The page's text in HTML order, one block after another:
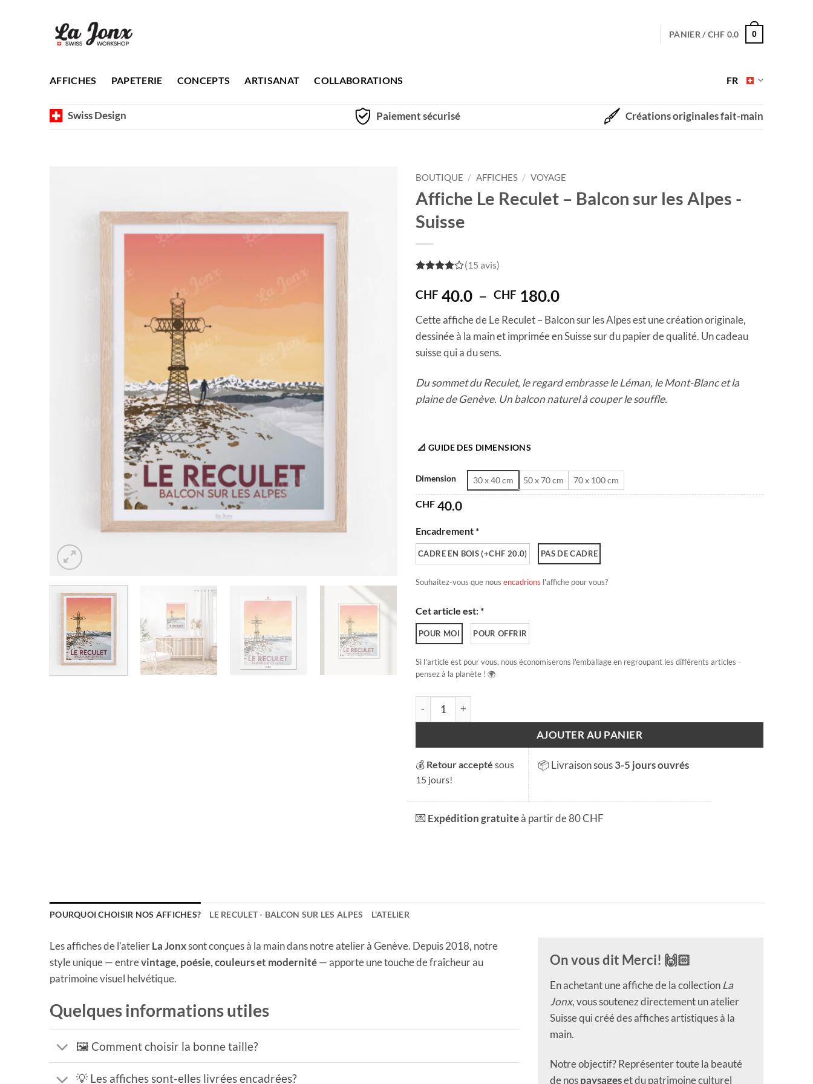
PANIER /CHF 0.0 0
AFFICHES PAPETERIE CONCEPTS ARTISANAT COLLABORATIONS FR
Swiss Design Paiement sécurisé Créations originales fait-main
BOUTIQUE / AFFICHES / VOYAGE
Affiche Le Reculet – Balcon sur les Alpes -
Suisse
5
(15 avis)
CHF 40.0 – CHF 180.0Plage
prix :
CHF 40.0
Cette affiche de Le Reculet – Balcon sur les Alpes est une création originale,
dessinée à la main et imprimée en Suisse sur du papier de qualité. Un cadeau
suisse qui a du sens.
Du sommet du Reculet, le regard embrasse le Léman, le Mont-Blanc et la
plaine de Genève. Un balcon naturel à couper le souffle.
📐 GUIDE DES DIMENSIONS
Dimension 30 x 40 cm 50 x 70 cm 70 x 100 cm
CHF 40.0
Encadrement *
CADRE EN BOIS (+CHF 20.0) PAS DE CADRE
Souhaitez-vous que nous encadrions l'affiche pour vous?
Cet article est: *
POUR MOI POUR OFFRIR
Si l'article est pour vous, nous économiserons l'emballage en regroupant les différents articles -
pensez à la planète ! 🌍
quantité de Le Reculet - Balcon sur les Alpes
AJOUTER AU PANIER
💰 Retour accepté sous
15 jours!
📦 Livraison sous3-5 jours ouvrés
💌Expédition gratuiteà partir de 80 CHF
POURQUOI CHOISIR NOS AFFICHES? LE RECULET - BALCON SUR LES ALPES L'ATELIER
Les affiches de l’atelierLa Jonxsont conçues à la main dans notre atelier à Genève. Depuis 2018, notre
style unique — entrevintage, poésie, couleurs et modernité— apporte une touche de fraîcheur au
patrimoine visuel helvétique.
Quelques informations utiles
🖼️ Comment choisir la bonne taille?
💡 Les affiches sont-elles livrées encadrées?
On vous dit Merci! 🙌🏻
En achetant une affiche de la collection La
Jonx, vous soutenez directement un atelier
Suisse qui créé des affiches artistiques à la
main.
Notre objectif? Représenter toute la beauté
de nospaysageset du patrimoine culturel